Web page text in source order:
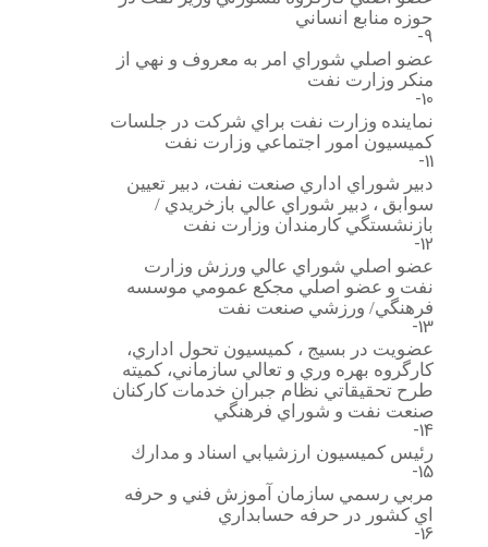
حوزه منابع انساني
9-
عضو اصلي شوراي امر به معروف و نهي از
منكر وزارت نفت
10-
نماينده وزارت نفت براي شركت در جلسات
كميسيون امور اجتماعي وزارت نفت
11-
دبير شوراي اداري صنعت نفت، دبير تعيين
سوابق ، دبير شوراي عالي بازخريدي /
بازنشستگي كارمندان وزارت نفت
12-
عضو اصلي شوراي عالي ورزش وزارت
نفت و عضو اصلي مجكع عمومي موسسه
فرهنگي/ ورزشي صنعت نفت
13-
عضويت در بسيج ، كميسيون تحول اداري،
كارگروه بهره وري و تعالي سازماني، كميته
طرح تحقيقاتي نظام جبران خدمات كاركنان
صنعت نفت و شوراي فرهنگي
14-
رئيس كميسيون ارزشيابي اسناد و مدارك
15-
مربي رسمي سازمان آموزش فني و حرفه
اي كشور در حرفه حسابداري
16-